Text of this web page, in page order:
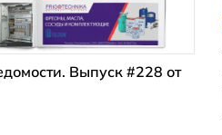
Выпуск #228 от